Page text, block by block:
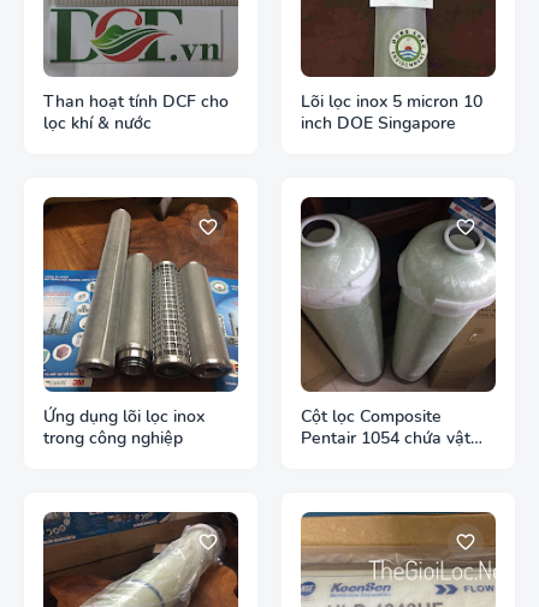
Than hoạt tính DCF cho
lọc khí & nước
Lõi lọc inox 5 micron 10
inch DOE Singapore
Ứng dụng lõi lọc inox
trong công nghiệp
Cột lọc Composite
Pentair 1054 chứa vật